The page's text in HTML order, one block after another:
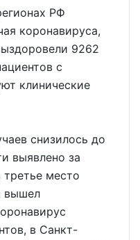
РФ
коронавируса,
9262
с
клинические
снизилось до
выявлено за
место
вышел
в Санкт-